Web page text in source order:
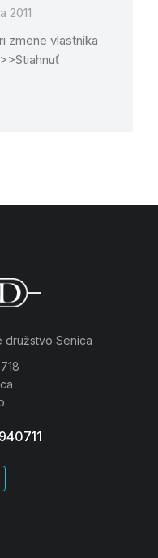
2011
zmene vlastníka
družstvo Senica